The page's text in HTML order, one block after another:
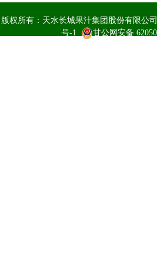
版权所有：天水长城果汁集团股份有限公
号-1
甘公网安备